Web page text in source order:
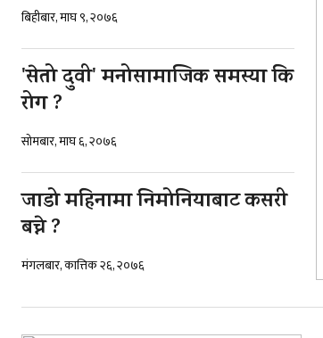
बिहीबार, माघ ९, २०७६
'सेतो दुवी' मनोसामाजिक समस्या कि
रोग ?
सोमबार, माघ ६, २०७६
जाडो महिनामा निमोनियाबाट कसरी
बच्ने ?
मंगलबार, कात्तिक २६, २०७६